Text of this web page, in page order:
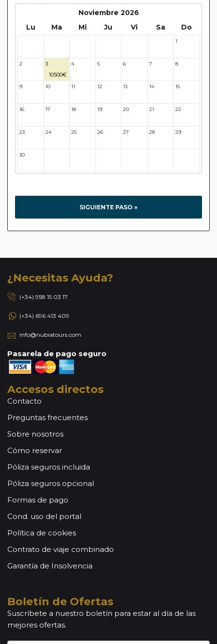
Noviembre 2026
Lu
Ma Mi Ju Vi Sa Do
1
2 3
10500€
4 5 6 7 8
9 10 11 12 13 14 15
16 17 18 19 20 21 22
23 24 25 26 27 28 29
30
SIGUIENTE PASO »
¿Necesitas Ayuda?
(+34) 958 15 03 17
(+34) 696 413 409
info@nubiatours.com
Pasarela de pago seguro
Accesos directos
Contacto
Preguntas frecuentes
Sobre nosotros
Cómo reservar
Póliza seguros incluida
Póliza seguros opcional
Formas de pago
Cond. uso del portal
Política de cookies
Contrato de viaje combinado
Garantía de Insolvencia
Boletín de Ofertas
Suscríbete a nuestro boletín para estar al día de las
mejores ofertas.